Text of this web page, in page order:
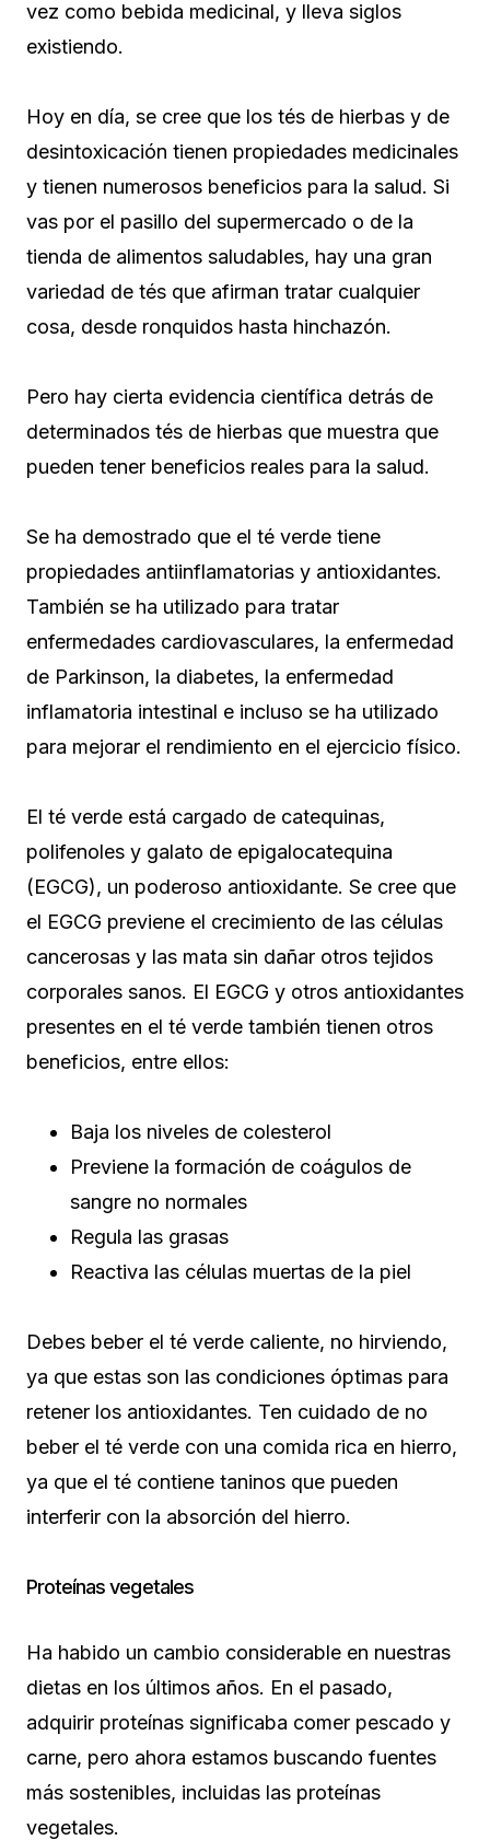
vez como bebida medicinal, y lleva siglos
existiendo.
Hoy en día, se cree que los tés de hierbas y de
desintoxicación tienen propiedades medicinales
y tienen numerosos beneficios para la salud. Si
vas por el pasillo del supermercado o de la
tienda de alimentos saludables, hay una gran
variedad de tés que afirman tratar cualquier
cosa, desde ronquidos hasta hinchazón.
Pero hay cierta evidencia científica detrás de
determinados tés de hierbas que muestra que
pueden tener beneficios reales para la salud.
Se ha demostrado que el té verde tiene
propiedades antiinflamatorias y antioxidantes.
También se ha utilizado para tratar
enfermedades cardiovasculares, la enfermedad
de Parkinson, la diabetes, la enfermedad
inflamatoria intestinal e incluso se ha utilizado
para mejorar el rendimiento en el ejercicio físico.
El té verde está cargado de catequinas,
polifenoles y galato de epigalocatequina
(EGCG), un poderoso antioxidante. Se cree que
el EGCG previene el crecimiento de las células
cancerosas y las mata sin dañar otros tejidos
corporales sanos. El EGCG y otros antioxidantes
presentes en el té verde también tienen otros
beneficios, entre ellos:
Baja los niveles de colesterol
Previene la formación de coágulos de
sangre no normales
Regula las grasas
Reactiva las células muertas de la piel
Debes beber el té verde caliente, no hirviendo,
ya que estas son las condiciones óptimas para
retener los antioxidantes. Ten cuidado de no
beber el té verde con una comida rica en hierro,
ya que el té contiene taninos que pueden
interferir con la absorción del hierro.
Proteínas vegetales
Ha habido un cambio considerable en nuestras
dietas en los últimos años. En el pasado,
adquirir proteínas significaba comer pescado y
carne, pero ahora estamos buscando fuentes
más sostenibles, incluidas las proteínas
vegetales.